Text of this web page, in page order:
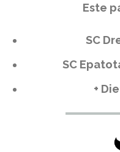
Este
SC
SC
+